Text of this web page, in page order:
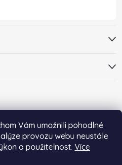
Vám umožnili pohodlné
provozu webu neustále
a použitelnost. Více
info@centropen-shop.cz.